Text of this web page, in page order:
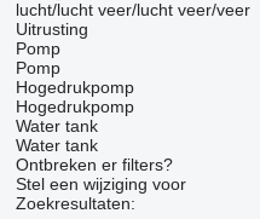
lucht/lucht veer/lucht veer/veer
Uitrusting
Pomp
Pomp
Hogedrukpomp
Hogedrukpomp
Water tank
Water tank
Ontbreken er filters?
Stel een wijziging voor
Zoekresultaten: